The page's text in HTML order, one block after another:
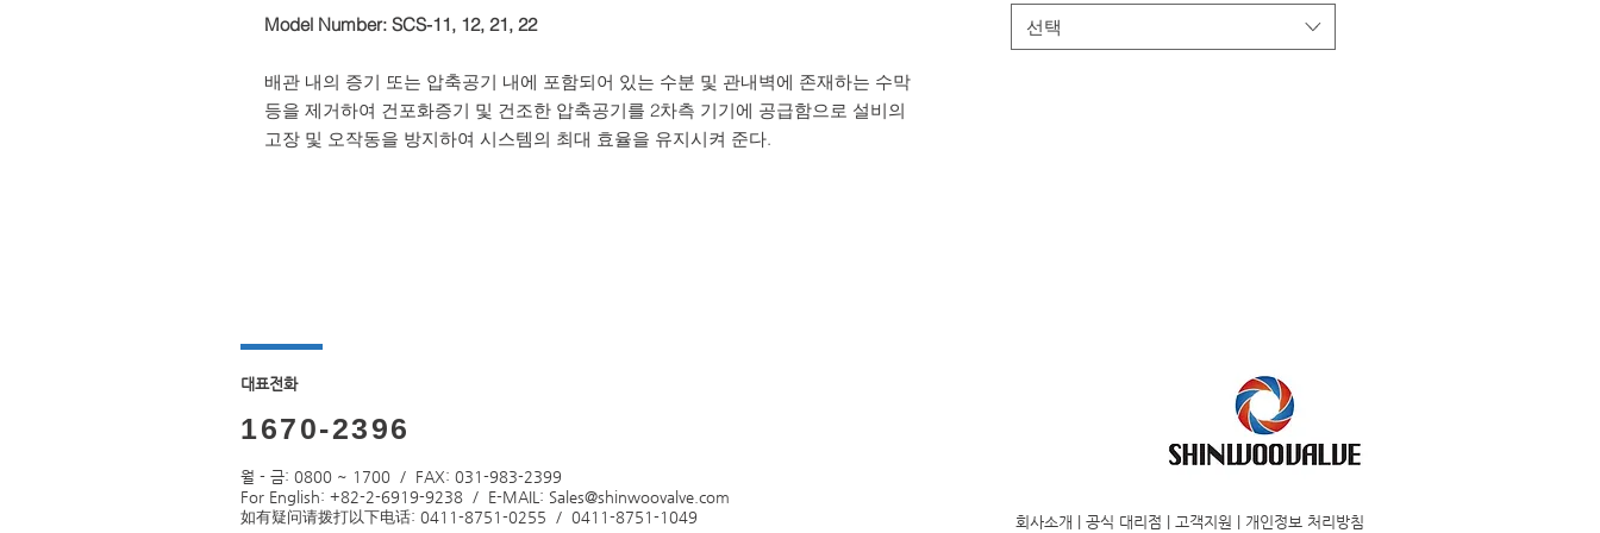
Model Number: SCS-11, 12, 21, 22
배관 내의 증기 또는 압축공기 내에 포함되어 있는 수분 및 관내벽에 존재하는 수막
등을 제거하여 건포화증기 및 건조한 압축공기를 2차측 기기에 공급함으로 설비의
고장 및 오작동을 방지하여 시스템의 최대 효율을 유지시켜 준다.
선택
​대표전화
1670-2396
월 - 금: 0800 ~ 1700 / FAX: 031-983-2399
For English: +82-2-6919-9238 / E-MAIL: Sales@shinwoovalve.com
如有疑问请拨打以下电话: 0411-8751-0255 / 0411-8751-1049
회사소개 공식 대리점 고객지원 개인정보 처리방침